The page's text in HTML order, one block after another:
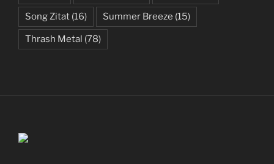
Song Zitat (16) Summer Breeze (15)
Thrash Metal (78)